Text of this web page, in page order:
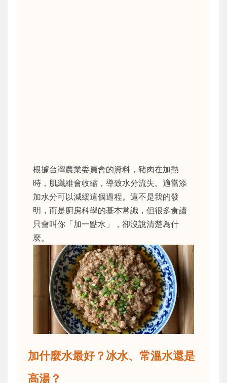
根據台灣農業委員會的資料，豬肉在加熱
時，肌纖維會收縮，導致水分流失。適當添
加水分可以減緩這個過程。這不是我的發
明，而是廚房科學的基本常識，但很多食譜
只會叫你「加一點水」，卻沒說清楚為什
麼。
加什麼水最好？冰水、常溫水還是
高湯？